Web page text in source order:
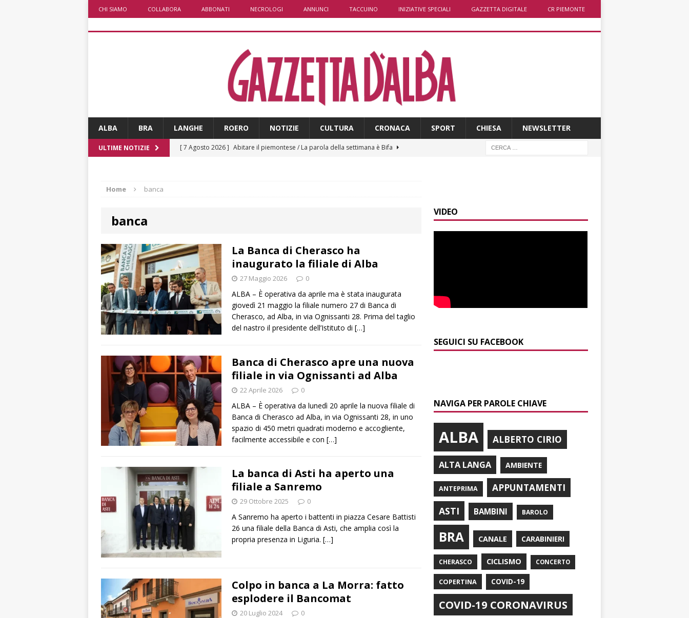
CHI SIAMO COLLABORA ABBONATI NECROLOGI ANNUNCI TACCUINO INIZIATIVE SPECIALI GAZZETTA DIGITALE CR PIEMONTE
ALBA BRA LANGHE ROERO NOTIZIE CULTURA CRONACA SPORT CHIESA NEWSLETTER
ULTIME NOTIZIE [ 7 Agosto 2026 ] Abitare il piemontese / La parola della settimana è Bifa
ALTRE NOTIZIE
[ 7 Agosto 2026 ]
Controlli straordinari ad Asti: oltre 150 persone identificate
CRONACA
[ 7 Agosto 2026 ]
Fondazione CRC, oltre 2,15 milioni per 41 progetti green
ALTRE NOTIZIE
CRONACA
[ 7 Agosto 2026 ]
Maltempo a Monticello d’Alba: crolla un palo dell’illuminazione
dello sferisterio
PRIMO PIANO
Home banca
banca
La Banca di Cherasco ha
inaugurato la filiale di Alba
27 Maggio 2026 0
ALBA – È operativa da aprile ma è stata inaugurata
giovedì 21 maggio la filiale numero 27 di Banca di
Cherasco, ad Alba, in via Ognissanti 28. Prima del taglio
del nastro il presidente dell’Istituto di […]
Banca di Cherasco apre una nuova
filiale in via Ognissanti ad Alba
22 Aprile 2026 0
ALBA – È operativa da lunedì 20 aprile la nuova filiale di
Banca di Cherasco ad Alba, in via Ognissanti 28, in uno
spazio di 450 metri quadrati moderno e accogliente,
facilmente accessibile e con […]
La banca di Asti ha aperto una
filiale a Sanremo
29 Ottobre 2025 0
A Sanremo ha aperto i battenti in piazza Cesare Battisti
26 una filiale della Banca di Asti, che amplia così la
propria presenza in Liguria. […]
Colpo in banca a La Morra: fatto
esplodere il Bancomat
20 Luglio 2024 0
VIDEO
SEGUICI SU FACEBOOK
NAVIGA PER PAROLE CHIAVE
ALBA ALBERTO CIRIO
ALTA LANGA AMBIENTE
ANTEPRIMA
APPUNTAMENTI
ASTI
BAMBINI BAROLO
BRA CANALE CARABINIERI
CHERASCO CICLISMO CONCERTO
COPERTINA COVID-19
COVID-19 CORONAVIRUS